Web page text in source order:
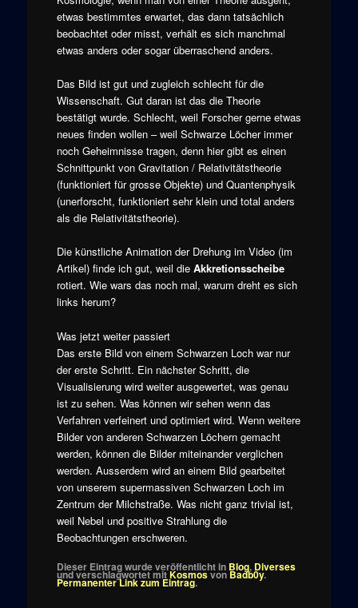
etwas bestimmtes erwartet, das dann tatsächlich
beobachtet oder misst, verhält es sich manchmal
etwas anders oder sogar überraschend anders.
Das Bild ist gut und zugleich schlecht für die
Wissenschaft. Gut daran ist das die Theorie
bestätigt wurde. Schlecht, weil Forscher gerne etwas
neues finden wollen – weil Schwarze Löcher immer
noch Geheimnisse tragen, denn hier gibt es einen
Schnittpunkt von Gravitation / Relativitätstheorie
(funktioniert für grosse Objekte) und Quantenphysik
(unerforscht, funktioniert sehr klein und total anders
als die Relativitätstheorie).
Die künstliche Animation der Drehung im Video (im
Artikel) finde ich gut, weil die Akkretionsscheibe
rotiert. Wie wars das noch mal, warum dreht es sich
links herum?
Was jetzt weiter passiert
Das erste Bild von einem Schwarzen Loch war nur
der erste Schritt. Ein nächster Schritt, die
Visualisierung wird weiter ausgewertet, was genau
ist zu sehen. Was können wir sehen wenn das
Verfahren verfeinert und optimiert wird. Wenn weitere
Bilder von anderen Schwarzen Löchern gemacht
werden, können die Bilder miteinander verglichen
werden. Ausserdem wird an einem Bild gearbeitet
von unserem supermassiven Schwarzen Loch im
Zentrum der Milchstraße. Was nicht ganz trivial ist,
weil Nebel und positive Strahlung die
Beobachtungen erschweren.
Dieser Eintrag wurde veröffentlicht in Blog, Diverses
und verschlagwortet mitKosmosvonBadb0y.
Permanenter Link zum Eintrag.